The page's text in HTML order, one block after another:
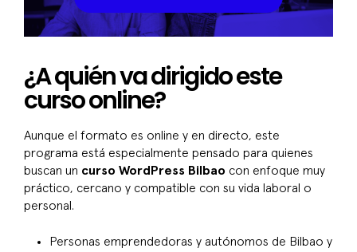
¿A quién va dirigido este
curso online?
Aunque el formato es online y en directo, este
programa está especialmente pensado para quienes
buscan un curso WordPress Bilbao con enfoque muy
práctico, cercano y compatible con su vida laboral o
personal.
Personas emprendedoras y autónomos de Bilbao y